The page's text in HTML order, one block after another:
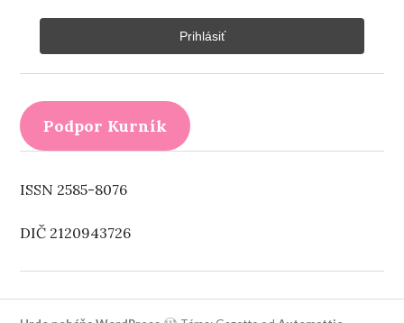
Prihlásiť
Podpor Kurník
ISSN 2585-8076
DIČ 2120943726